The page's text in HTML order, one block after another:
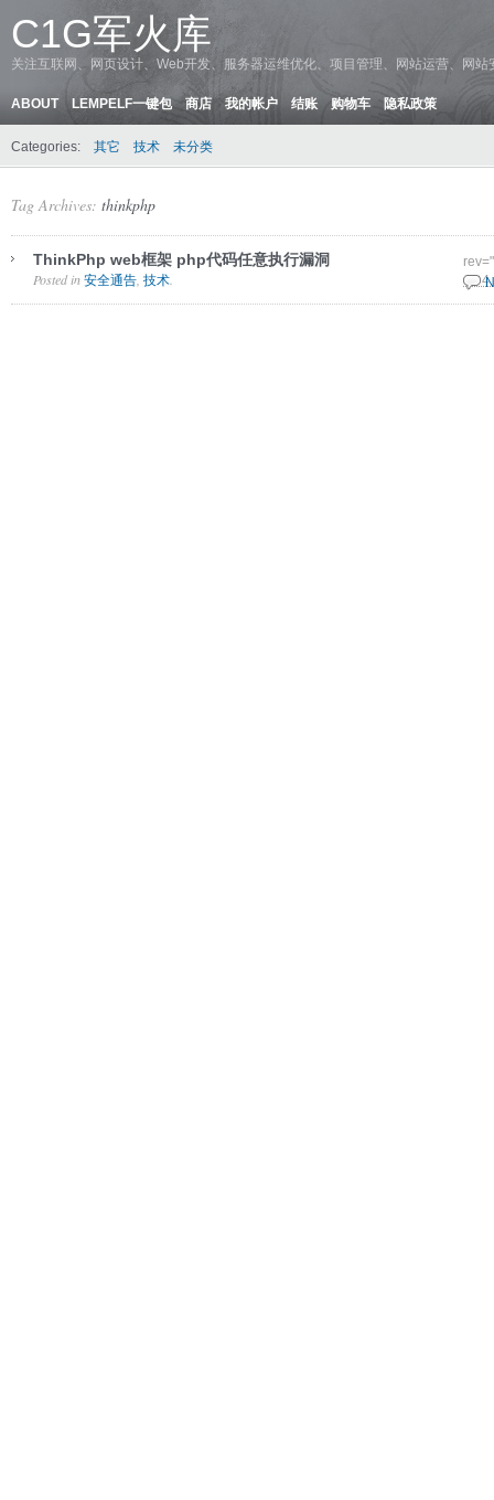
C1G军火库
关注互联网、网页设计、Web开发、服务器运维优化、项目管理、网站运营、网
ABOUT LEMPELF一键包 商店 我的帐户 结账 购物车 隐私政策
Categories: 其它 技术 未分类
Tag Archives: thinkphp
ThinkPhp web框架 php代码任意执行漏洞
13 4
Posted in 安全通告 技术